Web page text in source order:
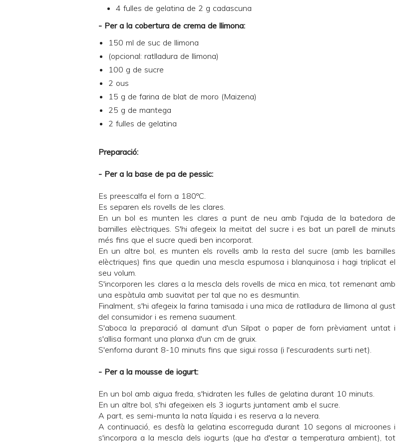
4 fulles de gelatina de 2 g cadascuna
- Per a la cobertura de crema de llimona:
150 ml de suc de llimona
(opcional: ratlladura de llimona)
100 g de sucre
2 ous
15 g de farina de blat de moro (Maizena)
25 g de mantega
2 fulles de gelatina
Preparació:
- Per a la base de pa de pessic:
Es preescalfa el forn a 180ºC.
Es separen els rovells de les clares.
En un bol es munten les clares a punt de neu amb l'ajuda de la batedora de
barnilles elèctriques. S'hi afegeix la meitat del sucre i es bat un parell de minuts
més fins que el sucre quedi ben incorporat.
En un altre bol, es munten els rovells amb la resta del sucre (amb les barnilles
elèctriques) fins que quedin una mescla espumosa i blanquinosa i hagi triplicat el
seu volum.
S'incorporen les clares a la mescla dels rovells de mica en mica, tot remenant amb
una espàtula amb suavitat per tal que no es desmuntin.
Finalment, s'hi afegeix la farina tamisada i una mica de ratlladura de llimona al gust
del consumidor i es remena suaument.
S'aboca la preparació al damunt d'un Silpat o paper de forn prèviament untat i
s'allisa formant una planxa d'un cm de gruix.
S'enforna durant 8-10 minuts fins que sigui rossa (i l'escuradents surti net).
- Per a la mousse de iogurt:
En un bol amb aigua freda, s'hidraten les fulles de gelatina durant 10 minuts.
En un altre bol, s'hi afegeixen els 3 iogurts juntament amb el sucre.
A part, es semi-munta la nata líquida i es reserva a la nevera.
A continuació, es desfà la gelatina escorreguda durant 10 segons al microones i
s'incorpora a la mescla dels iogurts (que ha d'estar a temperatura ambient), tot